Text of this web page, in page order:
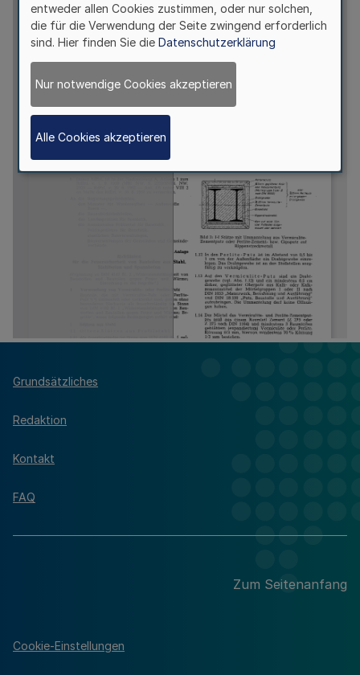
Grundsätzliches
Redaktion
Kontakt
FAQ
Zum Seitenanfang
Cookie-Einstellungen
entweder allen Cookies zustimmen, oder nur solchen,
die für die Verwendung der Seite zwingend erforderlich
sind. Hier finden Sie die Datenschutzerklärung
Nur notwendige Cookies akzeptieren
Alle Cookies akzeptieren